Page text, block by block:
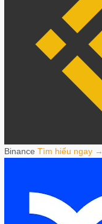
Binance Tìm hiểu ngay →